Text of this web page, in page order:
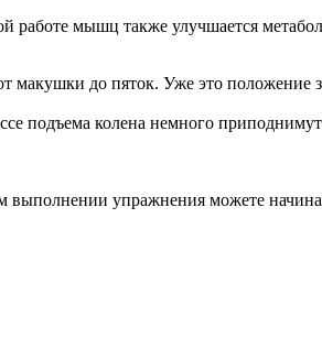
мышц также улучшается
до пяток. Уже это положение
подъема колена немного
выполнении упражнения можете